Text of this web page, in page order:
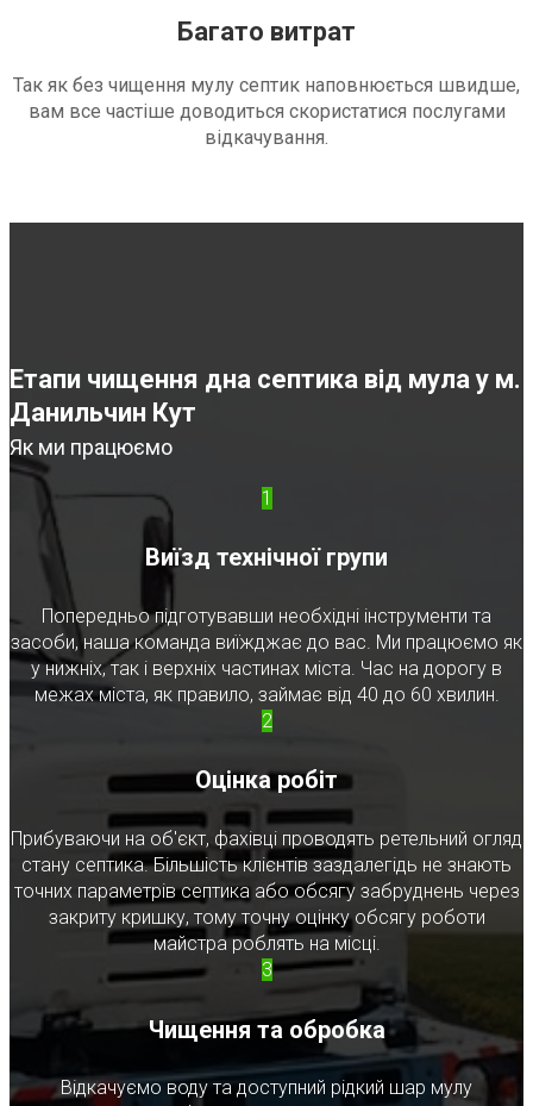
Багато витрат
Так як без чищення мулу септик наповнюється швидше,
вам все частіше доводиться скористатися послугами
відкачування.
Етапи чищення дна септика від мула у м.
Данильчин Кут
Як ми працюємо
1
Виїзд технічної групи
Попередньо підготувавши необхідні інструменти та
засоби, наша команда виїжджає до вас. Ми працюємо як
у нижніх, так і верхніх частинах міста. Час на дорогу в
межах міста, як правило, займає від 40 до 60 хвилин.
2
Оцінка робіт
Прибуваючи на об'єкт, фахівці проводять ретельний огляд
стану септика. Більшість клієнтів заздалегідь не знають
точних параметрів септика або обсягу забруднень через
закриту кришку, тому точну оцінку обсягу роботи
майстра роблять на місці.
3
Чищення та обробка
Відкачуємо воду та доступний рідкий шар мулу